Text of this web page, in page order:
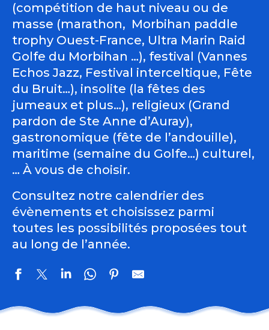
(compétition de haut niveau ou de
masse (marathon, Morbihan paddle
trophy Ouest-France, Ultra Marin Raid
Golfe du Morbihan …), festival (Vannes
Echos Jazz, Festival interceltique, Fête
du Bruit…), insolite (la fêtes des
jumeaux et plus…), religieux (Grand
pardon de Ste Anne d’Auray),
gastronomique (fête de l’andouille),
maritime (semaine du Golfe…) culturel,
… À vous de choisir.
Consultez notre calendrier des
évènements et choisissez parmi
toutes les possibilités proposées tout
au long de l’année.